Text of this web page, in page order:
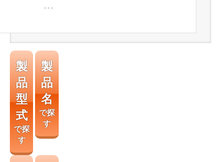
製
品
型
式
で探
す
製
品
名
で探
す